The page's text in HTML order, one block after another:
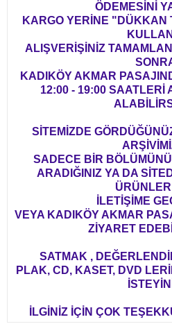
ÖDEMESİNİ
KARGO YERİNE "DÜKKAN
ALIŞVERİŞİNİZ
KADIKÖY AKMAR
12:00 - 19:00 SAATLERİ
SİTEMİZDE
SADECE BİR
ARADIĞINIZ YA DA
ÜRÜNLER
İLETİŞİME
VEYA KADIKÖY AKMAR
ZİYARET
SATMAK ,
PLAK, CD, KASET, DVD
İLGİNİZ İÇİN ÇOK